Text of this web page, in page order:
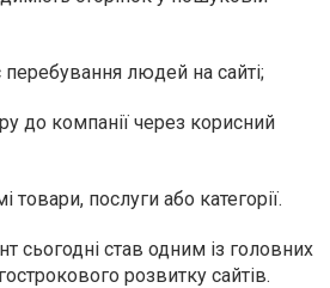
перебування людей на сайті;
до компанії через корисний
товари, послуги або категорії.
сьогодні став одним із головних
розвитку сайтів.